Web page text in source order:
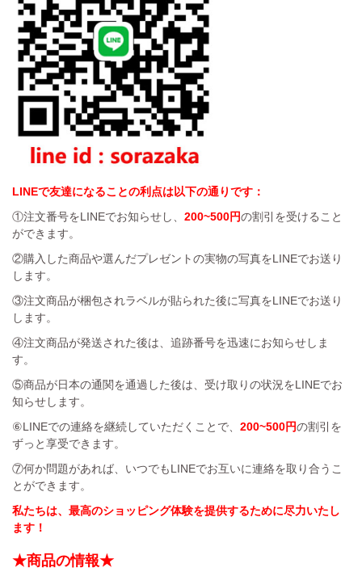
LINEで友達になることの利点は以下の通りです：
①注文番号をLINEでお知らせし、 200~500円の割引を受けること
ができます。
②購入した商品や選んだプレゼントの実物の写真をLINEでお送り
します。
③注文商品が梱包されラベルが貼られた後に写真をLINEでお送り
します。
④注文商品が発送された後は、追跡番号を迅速にお知らせしま
す。
⑤商品が日本の通関を通過した後は、受け取りの状況をLINEでお
知らせします。
⑥LINEでの連絡を継続していただくことで、 200~500円の割引を
ずっと享受できます。
⑦何か問題があれば、いつでもLINEでお互いに連絡を取り合うこ
とができます。
私たちは、最高のショッピング体験を提供するために尽力いたし
ます！
★商品の情報★